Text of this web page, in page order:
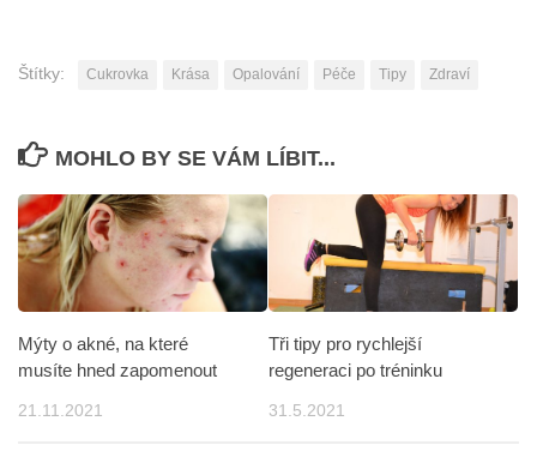
Štítky: Cukrovka Krása Opalování Péče Tipy Zdraví
MOHLO BY SE VÁM LÍBIT...
Mýty o akné, na které
musíte hned zapomenout
21.11.2021
Tři tipy pro rychlejší
regeneraci po tréninku
31.5.2021